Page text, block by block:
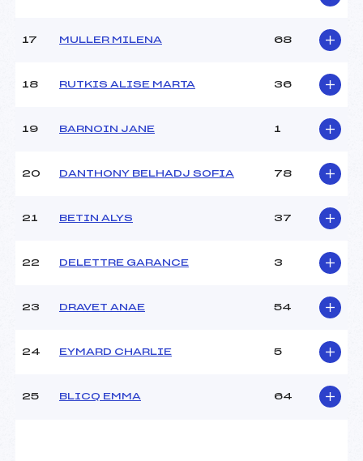
U14
17 MULLER MILENA 68
18 RUTKIS ALISE MARTA 36
19 BARNOIN JANE 1
20 DANTHONY BELHADJ SOFIA 78
21 BETIN ALYS 37
22 DELETTRE GARANCE 3
23 DRAVET ANAE 54
24 EYMARD CHARLIE 5
25 BLICQ EMMA 64